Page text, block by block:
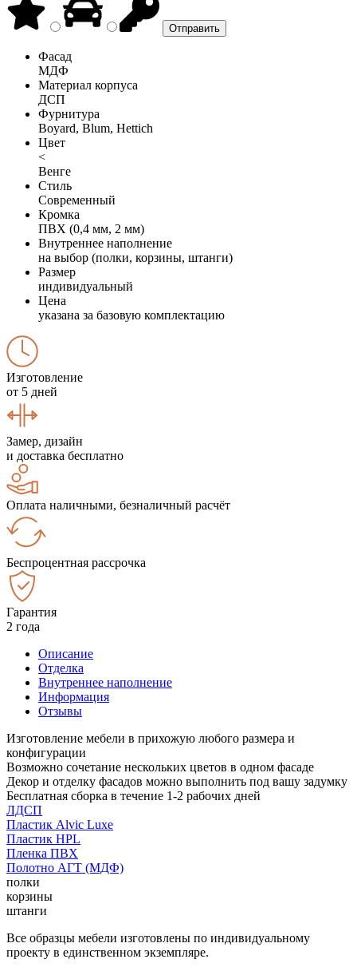
Фасад
МДФ
Материал корпуса
ДСП
Фурнитура
Boyard, Blum, Hettich
Цвет
<
Венге
Стиль
Современный
Кромка
ПВХ (0,4 мм, 2 мм)
Внутреннее наполнение
на выбор (полки, корзины, штанги)
Размер
индивидуальный
Цена
указана за базовую комплектацию
Изготовление
от 5 дней
Замер, дизайн
и доставка бесплатно
Оплата наличными, безналичный расчёт
Беспроцентная рассрочка
Гарантия
2 года
Описание
Отделка
Внутреннее наполнение
Информация
Отзывы
Изготовление мебели в прихожую любого размера и
конфигурации
Возможно сочетание нескольких цветов в одном фасаде
Декор и отделку фасадов можно выполнить под вашу задумку
Бесплатная сборка в течение 1-2 рабочих дней
ЛДСП
Пластик Alvic Luxe
Пластик HPL
Пленка ПВХ
Полотно АГТ (МДФ)
полки
корзины
штанги
Все образцы мебели изготовлены по индивидуальному
проекту в единственном экземпляре.